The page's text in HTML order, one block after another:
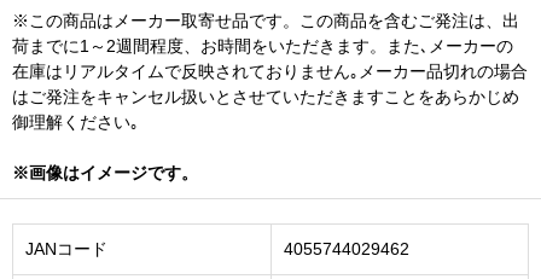
※この商品はメーカー取寄せ品です。この商品を含むご発注は、出
荷までに1～2週間程度、お時間をいただきます。また､メーカーの
在庫はリアルタイムで反映されておりません｡メーカー品切れの場合
はご発注をキャンセル扱いとさせていただきますことをあらかじめ
御理解ください｡
※画像はイメージです。
JANコード 4055744029462